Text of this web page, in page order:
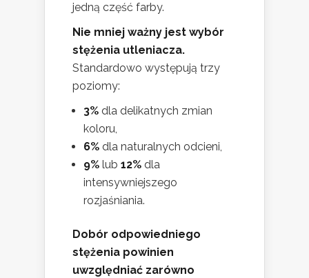
jedną część farby.
Nie mniej ważny jest wybór
stężenia utleniacza.
Standardowo występują trzy
poziomy:
3% dla delikatnych zmian
koloru,
6% dla naturalnych odcieni,
9% lub 12% dla
intensywniejszego
rozjaśniania.
Dobór odpowiedniego
stężenia powinien
uwzględniać zarówno